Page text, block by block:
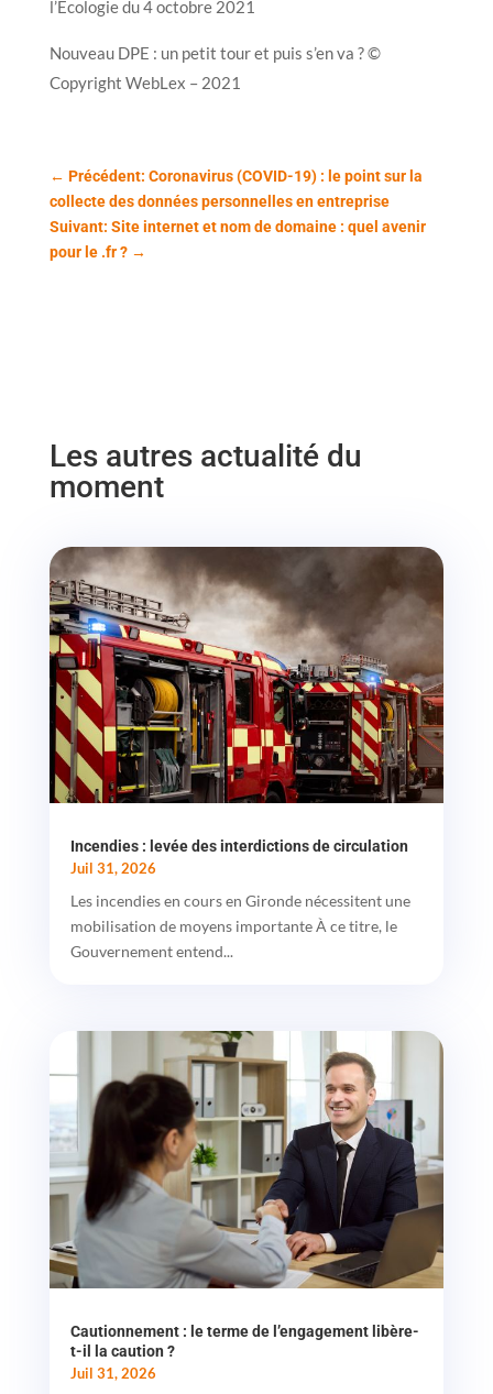
l’Ecologie du 4 octobre 2021
Nouveau DPE : un petit tour et puis s’en va ? ©
Copyright WebLex – 2021
← Précédent: Coronavirus (COVID-19) : le point sur la
collecte des données personnelles en entreprise
Suivant: Site internet et nom de domaine : quel avenir
pour le .fr ?→
Les autres actualité du
moment
Incendies : levée des interdictions de circulation
Juil 31, 2026
Les incendies en cours en Gironde nécessitent une
mobilisation de moyens importante À ce titre, le
Gouvernement entend...
Cautionnement : le terme de l’engagement libère-
t-il la caution ?
Juil 31, 2026